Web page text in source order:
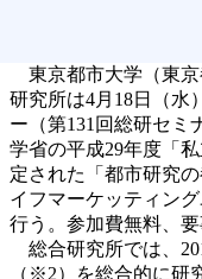
東京都市大学（東京
研究所は4月18日（水
ー（第131回総研セミ
学省の平成29年度「
定された「都市研究
イフマーケッティン
行う。参加費無料、要
総合研究所では、
（※2）を総合的に研